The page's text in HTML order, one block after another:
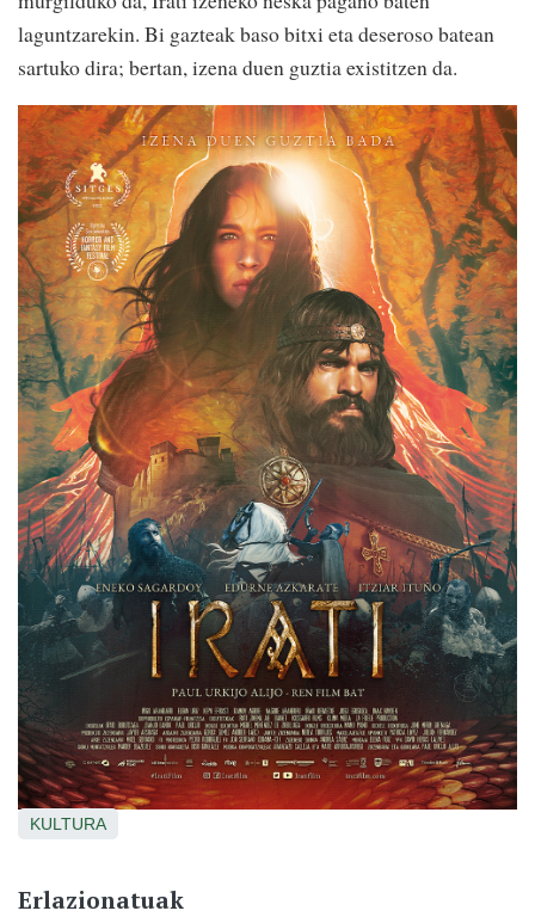
laguntzarekin. Bi gazteak baso bitxi eta deseroso batean
sartuko dira; bertan, izena duen guztia existitzen da.
KULTURA
Erlazionatuak